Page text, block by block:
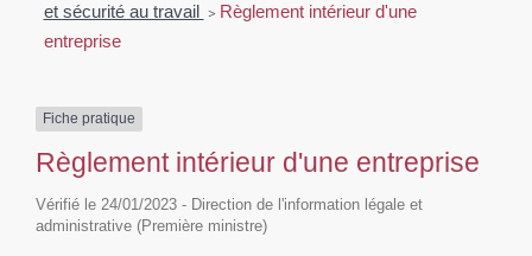
et sécurité au travail > Règlement intérieur d'une
entreprise
Fiche pratique
Règlement intérieur d'une entreprise
Vérifié le 24/01/2023 - Direction de l'information légale et
administrative (Première ministre)